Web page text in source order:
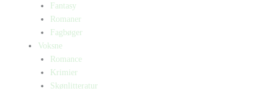
Fantasy
Romaner
Fagbøger
Voksne
Romance
Krimier
Skønlitteratur